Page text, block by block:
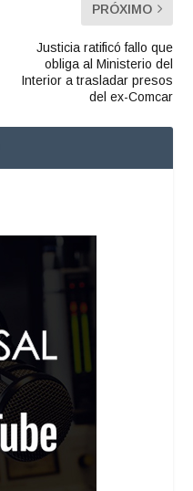
PRÓXIMO
Justicia ratificó fallo que
obliga al Ministerio del
Interior a trasladar presos
del ex-Comcar